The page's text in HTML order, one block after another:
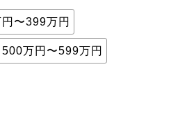
〜399万円
500万円〜599万円